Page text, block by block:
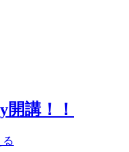
開講！！
る